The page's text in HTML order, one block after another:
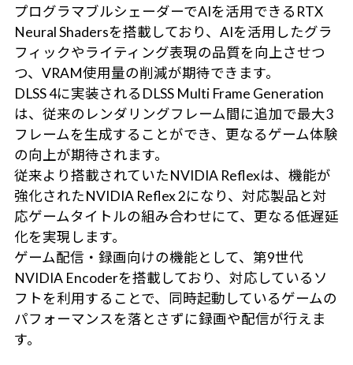
プログラマブルシェーダーでAIを活用できるRTX
Neural Shadersを搭載しており、AIを活用したグラ
フィックやライティング表現の品質を向上させつ
つ、VRAM使用量の削減が期待できます。
DLSS 4に実装されるDLSS Multi Frame Generation
は、従来のレンダリングフレーム間に追加で最大3
フレームを生成することができ、更なるゲーム体験
の向上が期待されます。
従来より搭載されていたNVIDIA Reflexは、機能が
強化されたNVIDIA Reflex 2になり、対応製品と対
応ゲームタイトルの組み合わせにて、更なる低遅延
化を実現します。
ゲーム配信・録画向けの機能として、第9世代
NVIDIA Encoderを搭載しており、対応しているソ
フトを利用することで、同時起動しているゲームの
パフォーマンスを落とさずに録画や配信が行えま
す。